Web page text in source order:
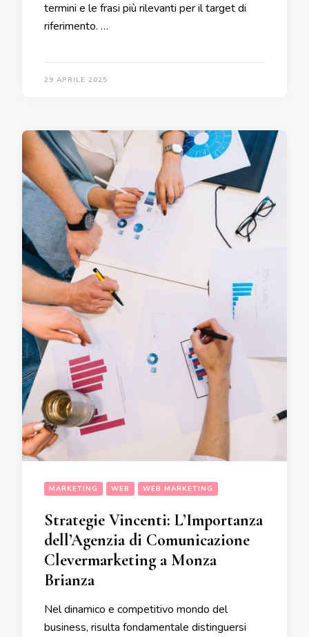
termini e le frasi più rilevanti per il target di
riferimento. …
29 APRILE 2025
MARKETING WEB WEB MARKETING
Strategie Vincenti: L’Importanza
dell’Agenzia di Comunicazione
Clevermarketing a Monza
Brianza
Nel dinamico e competitivo mondo del
business, risulta fondamentale distinguersi